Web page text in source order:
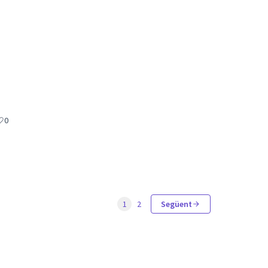
0
1 2 Següent